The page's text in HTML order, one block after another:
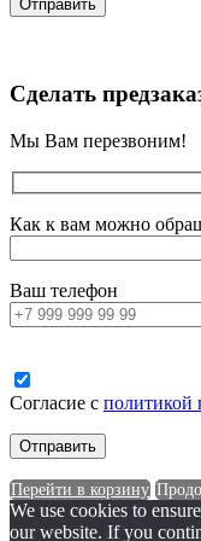
Сделать
Мы Вам перезвоним!
Как к вам можно
Ваш телефон
Согласие с политикой
Перейти в корзину
We use cookies to
our website. If you